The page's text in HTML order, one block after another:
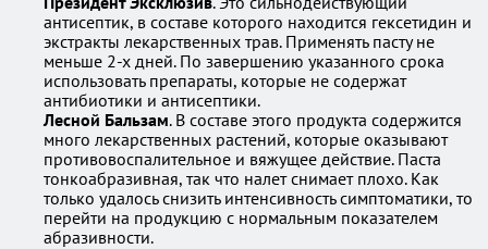
антисептик, в составе которого находится гексетидин и
экстракты лекарственных трав. Применять пасту не
меньше 2-х дней. По завершению указанного срока
использовать препараты, которые не содержат
антибиотики и антисептики.
Лесной Бальзам. В составе этого продукта содержится
много лекарственных растений, которые оказывают
противовоспалительное и вяжущее действие. Паста
тонкоабразивная, так что налет снимает плохо. Как
только удалось снизить интенсивность симптоматики, то
перейти на продукцию с нормальным показателем
абразивности.